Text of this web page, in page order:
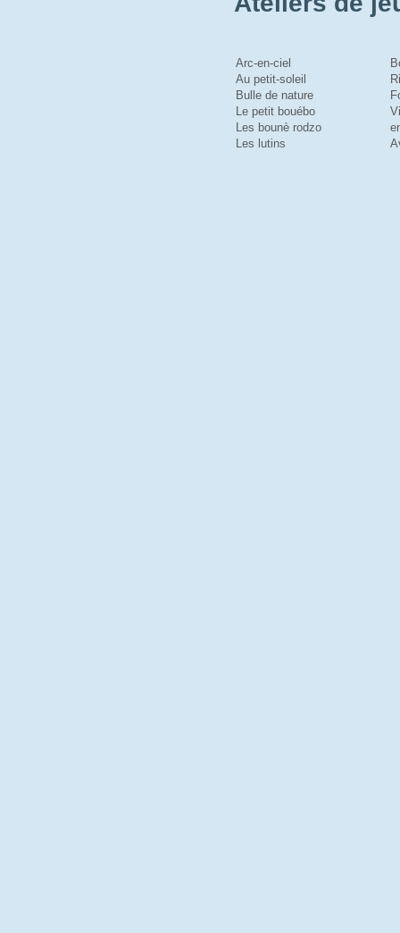
Arc-en-ciel
Au petit-soleil
Bulle de nature
Le petit bouébo
Les bounè rodzo
Les lutins